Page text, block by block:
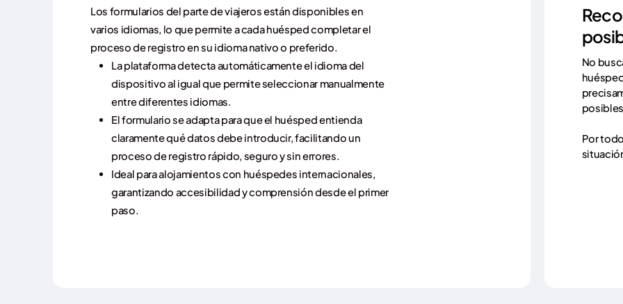
Los formularios del parte de viajeros están disponibles en
varios idiomas, lo que permite a cada huésped completar el
proceso de registro en su idioma nativo o preferido.
La plataforma detecta automáticamente el idioma del
dispositivo al igual que permite seleccionar manualmente
entre diferentes idiomas.
El formulario se adapta para que el huésped entienda
claramente qué datos debe introducir, facilitando un
proceso de registro rápido, seguro y sin errores.
Ideal para alojamientos con huéspedes internacionales,
garantizando accesibilidad y comprensión desde el primer
paso.
No
Por